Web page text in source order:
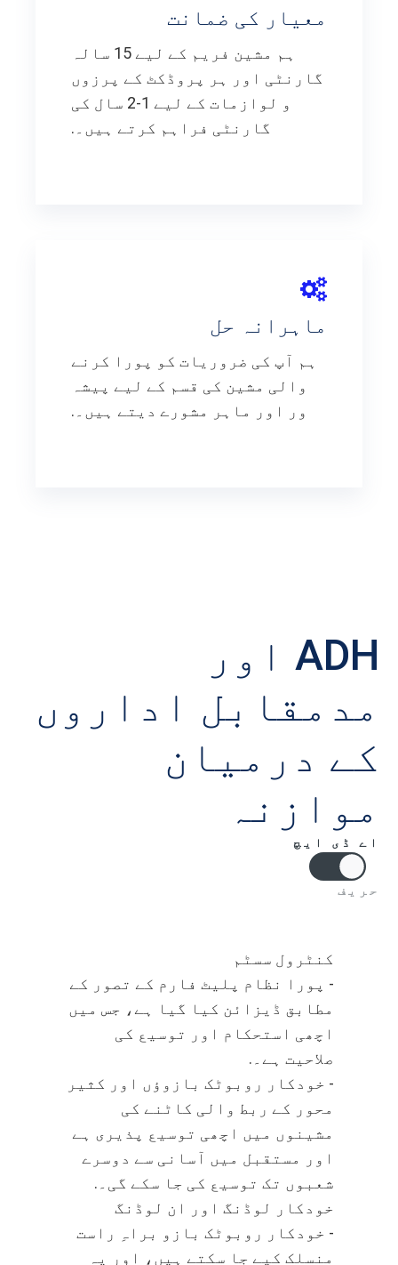
معیار کی ضمانت
ہم مشین فریم کے لیے 15 سالہ
گارنٹی اور ہر پروڈکٹ کے پرزوں
و لوازمات کے لیے 1-2 سال کی
گارنٹی فراہم کرتے ہیں۔.
ماہرانہ حل
ہم آپ کی ضروریات کو پورا کرنے
والی مشین کی قسم کے لیے پیشہ
ور اور ماہر مشورے دیتے ہیں۔.
ADH اور
مدمقابل اداروں
کے درمیان
موازنہ
اے ڈی ایچ
حریف
کنٹرول سسٹم
- پورا نظام پلیٹ فارم کے تصور کے
مطابق ڈیزائن کیا گیا ہے، جس میں
اچھی استحکام اور توسیع کی
صلاحیت ہے۔.
- خودکار روبوٹک بازوؤں اور کثیر
محور کے ربط والی کاٹنے کی
مشینوں میں اچھی توسیع پذیری ہے
اور مستقبل میں آسانی سے دوسرے
شعبوں تک توسیع کی جا سکے گی۔.
خودکار لوڈنگ اور ان لوڈنگ
- خودکار روبوٹک بازو براہِ راست
منسلک کیے جا سکتے ہیں، اور یہ